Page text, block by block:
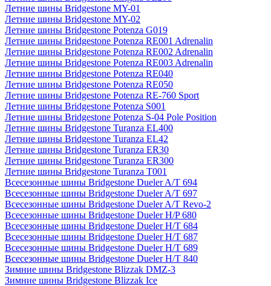
Летние шины Bridgestone MY-01
Летние шины Bridgestone MY-02
Летние шины Bridgestone Potenza G019
Летние шины Bridgestone Potenza RE001 Adrenalin
Летние шины Bridgestone Potenza RE002 Adrenalin
Летние шины Bridgestone Potenza RE003 Adrenalin
Летние шины Bridgestone Potenza RE040
Летние шины Bridgestone Potenza RE050
Летние шины Bridgestone Potenza RE-760 Sport
Летние шины Bridgestone Potenza S001
Летние шины Bridgestone Potenza S-04 Pole Position
Летние шины Bridgestone Turanza EL400
Летние шины Bridgestone Turanza EL42
Летние шины Bridgestone Turanza ER30
Летние шины Bridgestone Turanza ER300
Летние шины Bridgestone Turanza T001
Всесезонные шины Bridgestone Dueler A/T 694
Всесезонные шины Bridgestone Dueler A/T 697
Всесезонные шины Bridgestone Dueler A/T Revo-2
Всесезонные шины Bridgestone Dueler H/P 680
Всесезонные шины Bridgestone Dueler H/T 684
Всесезонные шины Bridgestone Dueler H/T 687
Всесезонные шины Bridgestone Dueler H/T 689
Всесезонные шины Bridgestone Dueler H/T 840
Зимние шины Bridgestone Blizzak DMZ-3
Зимние шины Bridgestone Blizzak Ice